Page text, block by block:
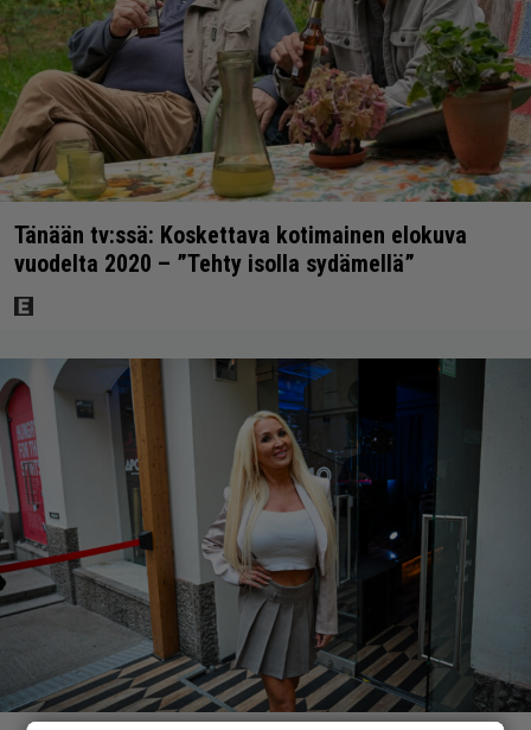
Tänään tv:ssä: Koskettava kotimainen elokuva
vuodelta 2020 – ”Tehty isolla sydämellä”